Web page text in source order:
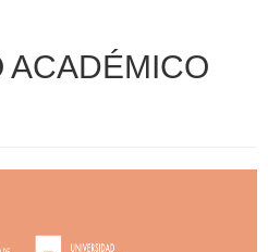
ACADÉMICO